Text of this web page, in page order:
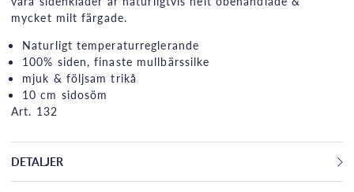
mycket milt färgade.
Naturligt temperaturreglerande
100% siden, finaste mullbärssilke
mjuk & följsam trikå
10 cm sidosöm
Art. 132
DETALJER